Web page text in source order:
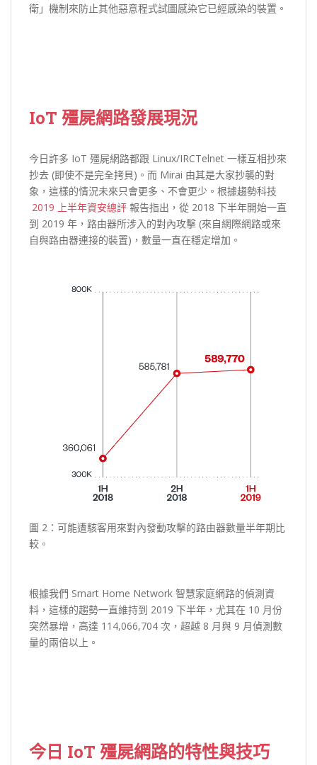
衛」機制來防止其他惡意程式試圖感染它已經感染的裝置。
IoT 殭屍網路發展現況
今日許多 IoT 殭屍網路都跟 Linux/IRCTelnet 一樣互相抄來
抄去 (即使不是完全拷貝)。而 Mirai 由其是大家抄襲的對
象，這樣的情況未來只會更多、不會更少。根據趨勢科技
2019 上半年資安總評 報告指出，從 2018 下半年開始一直
到 2019 年，路由器所涉入的對內攻擊 (來自網際網路或來
自與路由器連接的裝置)，數量一直在穩定增加。
圖 2：可能遭駭客用來對內發動攻擊的路由器數量半年期比
較。
根據我們 Smart Home Network 智慧家庭網路的偵測資
料，這樣的趨勢一直維持到 2019 下半年，尤其在 10 月份
突然暴增，高達 114,066,704 次，超越 8 月與 9 月偵測數
量的兩倍以上。
今日 IoT 殭屍網路的特性與技巧